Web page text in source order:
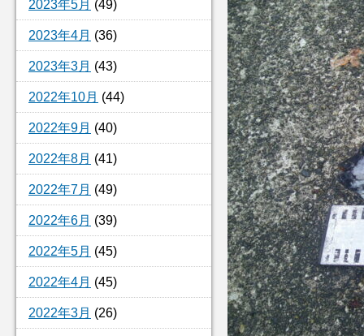
2023年5月 (49)
2023年4月 (36)
2023年3月 (43)
2022年10月 (44)
2022年9月 (40)
2022年8月 (41)
2022年7月 (49)
2022年6月 (39)
2022年5月 (45)
2022年4月 (45)
2022年3月 (26)